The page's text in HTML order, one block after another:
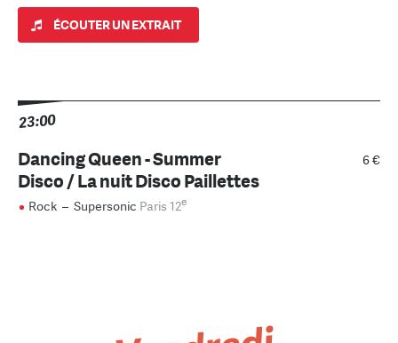
ÉCOUTER UN EXTRAIT
23:00
6 €
Dancing Queen - Summer
Disco / La nuit Disco Paillettes
Rock – Supersonic Paris 12e